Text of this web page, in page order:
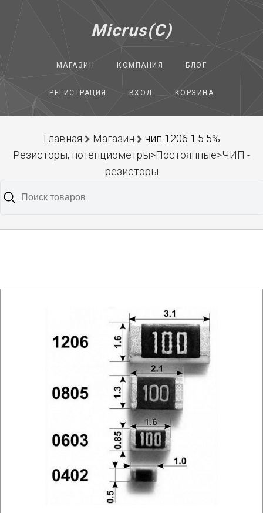
Micrus(C)
МАГАЗИН КОМПАНИЯ БЛОГ
РЕГИСТРАЦИЯ ВХОД КОРЗИНА
Главная Магазин
чип 1206 1.5 5%
Резисторы, потенциометры>Постоянные>ЧИП -
резисторы